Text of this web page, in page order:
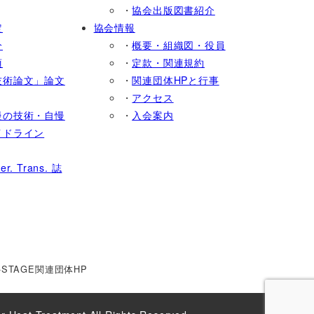
論文」論文
技術・自慢
ライン
Trans. 誌
・協会出版図書紹介
協会情報
・概要・組織図・役員
・ 定款・関連規約
・関連団体HPと行事
・ アクセス
・ 入会案内
関連団体HP